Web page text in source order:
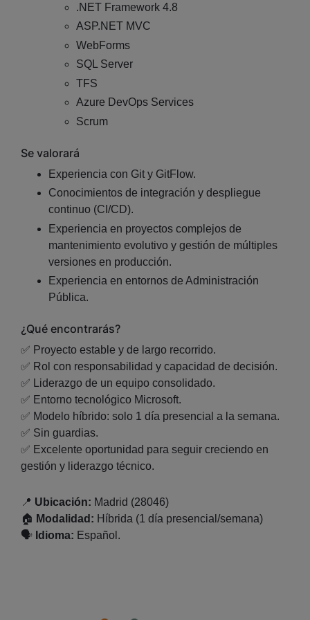
.NET Framework 4.8
ASP.NET MVC
WebForms
SQL Server
TFS
Azure DevOps Services
Scrum
Se valorará
Experiencia con Git y GitFlow.
Conocimientos de integración y despliegue
continuo (CI/CD).
Experiencia en proyectos complejos de
mantenimiento evolutivo y gestión de múltiples
versiones en producción.
Experiencia en entornos de Administración
Pública.
¿Qué encontrarás?
✅ Proyecto estable y de largo recorrido.
✅ Rol con responsabilidad y capacidad de decisión.
✅ Liderazgo de un equipo consolidado.
✅ Entorno tecnológico Microsoft.
✅ Modelo híbrido: solo 1 día presencial a la semana.
✅ Sin guardias.
✅ Excelente oportunidad para seguir creciendo en
gestión y liderazgo técnico.
📍 Ubicación: Madrid (28046)
🏠 Modalidad: Híbrida (1 día presencial/semana)
🗣️ Idioma: Español.